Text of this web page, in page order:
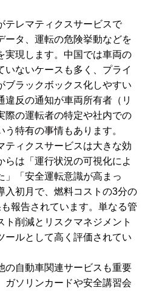
テレマティクスサービスで
ータ、運転の危険挙動などを
実現します。中国では車両の
ないケースも多く、プライ
ブラックボックス化しやすい
反の通知が車両所有者（リ
際の運転者の特定や社内での
特有の事情もあります。
ティクスサービスは大きな効
は「運行状況の可視化によ
」「安全運転意識が高まっ
入初月で、燃料コストの3分の
報告されています。単なる管
削減とリスクマネジメント
ールとして高く評価されてい
の自動車関連サービスも重要
ガソリンカードや安全講習会